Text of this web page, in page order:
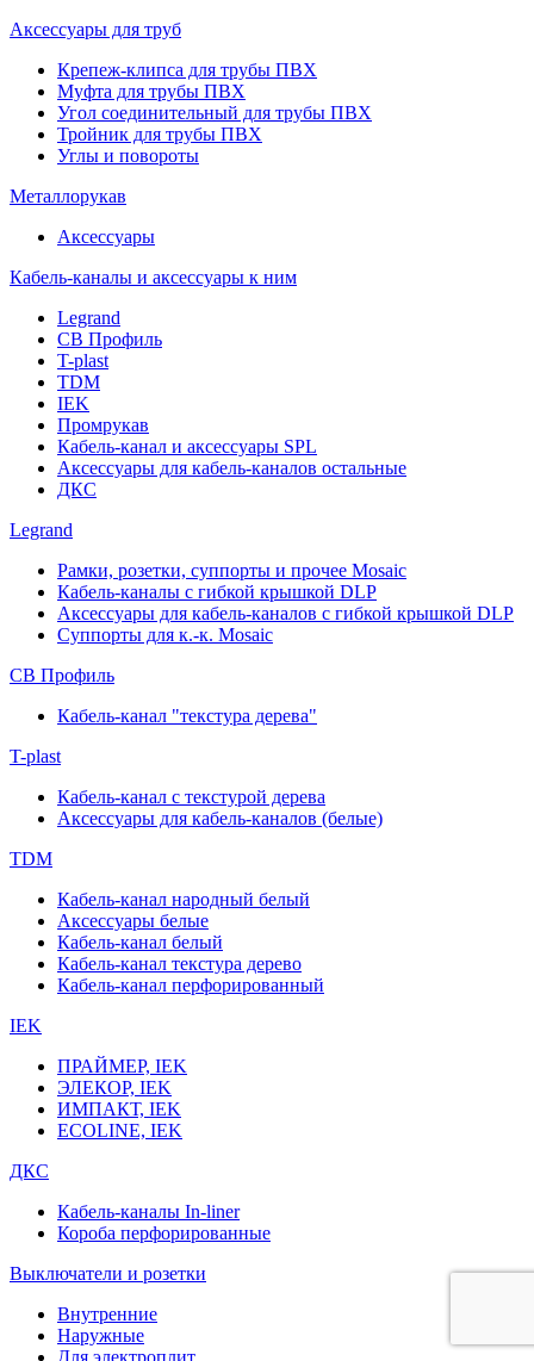
Аксессуары для труб
Крепеж-клипса для трубы ПВХ
Муфта для трубы ПВХ
Угол соединительный для трубы ПВХ
Тройник для трубы ПВХ
Углы и повороты
Металлорукав
Аксессуары
Кабель-каналы и аксессуары к ним
Legrand
СВ Профиль
T-plast
TDM
IEK
Промрукав
Кабель-канал и аксессуары SPL
Аксессуары для кабель-каналов остальные
ДКС
Legrand
Рамки, розетки, суппорты и прочее Mosaic
Кабель-каналы с гибкой крышкой DLP
Аксессуары для кабель-каналов с гибкой крышкой DLP
Суппорты для к.-к. Mosaic
СВ Профиль
Кабель-канал "текстура дерева"
T-plast
Кабель-канал с текстурой дерева
Аксессуары для кабель-каналов (белые)
TDM
Кабель-канал народный белый
Аксессуары белые
Кабель-канал белый
Кабель-канал текстура дерево
Кабель-канал перфорированный
IEK
ПРАЙМЕР, IEK
ЭЛЕКОР, IEK
ИМПАКТ, IEK
ECOLINE, IEK
ДКС
Кабель-каналы In-liner
Короба перфорированные
Выключатели и розетки
Внутренние
Наружные
Для электроплит